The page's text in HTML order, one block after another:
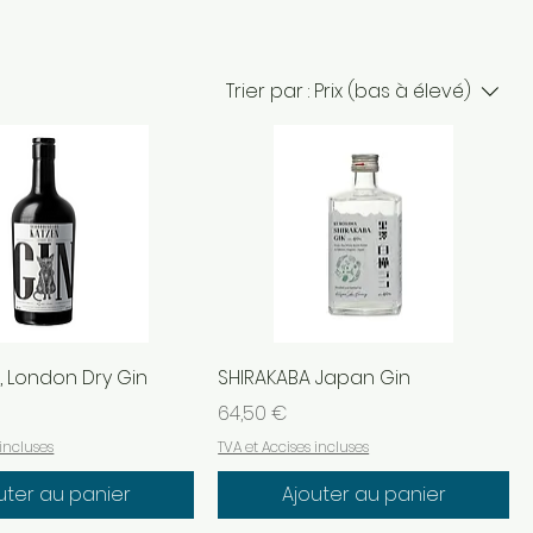
Trier par : Prix (bas à élevé)
London Dry Gin
au panier
SHIRAKABA Japan Gin
Prix
64,50 €
TVA et Accises incluses
Ajouter au panier